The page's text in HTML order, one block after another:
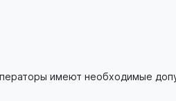
имеют необходимые